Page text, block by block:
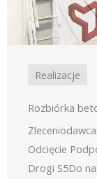
Realizacje
Rozbiórka
Odcięcie
Drogi S5Do